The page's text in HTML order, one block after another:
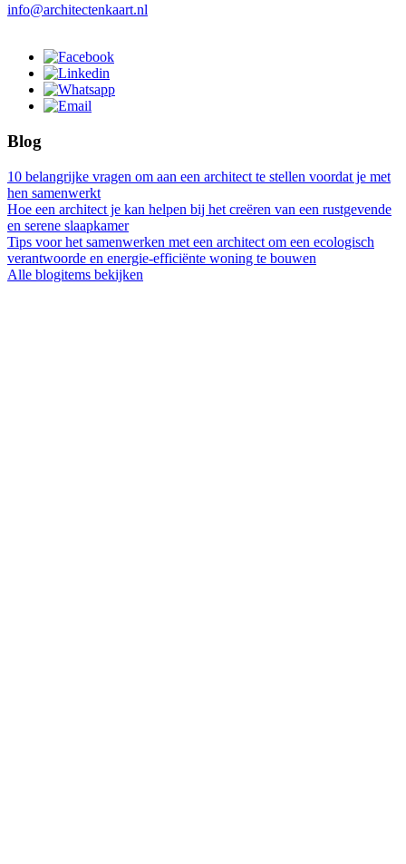
info@architectenkaart.nl
Blog
10 belangrijke vragen om aan een architect te stellen voordat je met
hen samenwerkt
Hoe een architect je kan helpen bij het creëren van een rustgevende
en serene slaapkamer
Tips voor het samenwerken met een architect om een ecologisch
verantwoorde en energie-efficiënte woning te bouwen
Alle blogitems bekijken